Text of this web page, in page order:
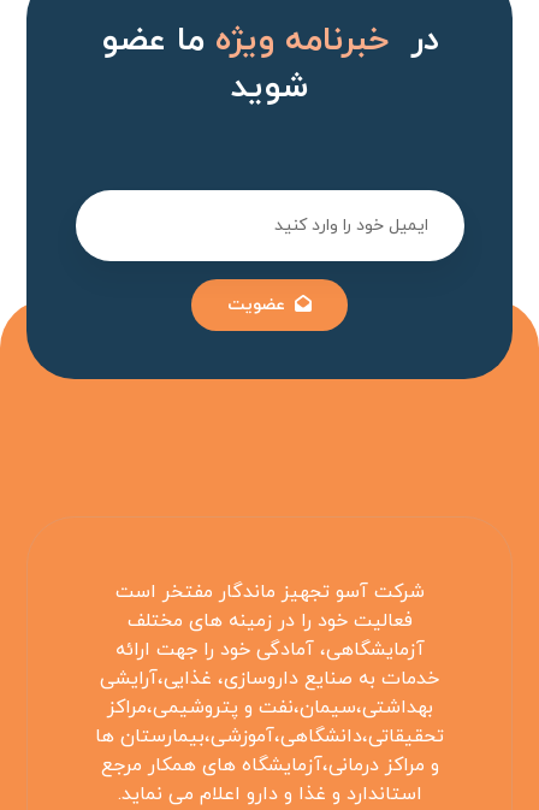
درخبرنامه ویژهما عضو
شوید
عضویت
شرکت آسو تجهیز ماندگار مفتخر است
فعالیت خود را در زمینه های مختلف
آزمایشگاهی، آمادگی خود را جهت ارائه
خدمات به صنایع داروسازی، غذایی،آرایشی
بهداشتی،سیمان،نفت و پتروشیمی،مراکز
تحقیقاتی،دانشگاهی،آموزشی،بیمارستان ها
و مراکز درمانی،آزمایشگاه های همکار مرجع
استاندارد و غذا و دارو اعلام می نماید.